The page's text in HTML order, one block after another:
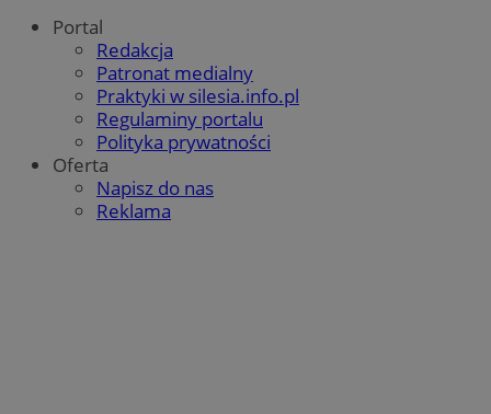
Portal
Redakcja
Patronat medialny
Praktyki w silesia.info.pl
Regulaminy portalu
Polityka prywatności
Oferta
Napisz do nas
Reklama